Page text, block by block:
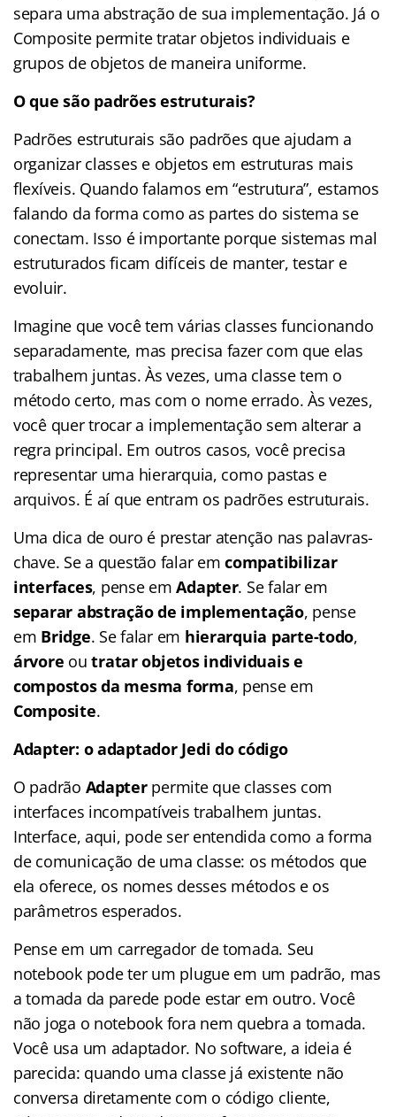
separa uma abstração de sua implementação. Já o
Composite permite tratar objetos individuais e
grupos de objetos de maneira uniforme.
O que são padrões estruturais?
Padrões estruturais são padrões que ajudam a
organizar classes e objetos em estruturas mais
flexíveis. Quando falamos em “estrutura”, estamos
falando da forma como as partes do sistema se
conectam. Isso é importante porque sistemas mal
estruturados ficam difíceis de manter, testar e
evoluir.
Imagine que você tem várias classes funcionando
separadamente, mas precisa fazer com que elas
trabalhem juntas. Às vezes, uma classe tem o
método certo, mas com o nome errado. Às vezes,
você quer trocar a implementação sem alterar a
regra principal. Em outros casos, você precisa
representar uma hierarquia, como pastas e
arquivos. É aí que entram os padrões estruturais.
Uma dica de ouro é prestar atenção nas palavras-
chave. Se a questão falar emcompatibilizar
interfaces, pense emAdapter. Se falar em
separar abstração de implementação, pense
em Bridge. Se falar em hierarquia parte-todo,
árvore outratar objetos individuais e
compostos da mesma forma, pense em
Composite.
Adapter: o adaptador Jedi do código
O padrão Adapterpermite que classes com
interfaces incompatíveis trabalhem juntas.
Interface, aqui, pode ser entendida como a forma
de comunicação de uma classe: os métodos que
ela oferece, os nomes desses métodos e os
parâmetros esperados.
Pense em um carregador de tomada. Seu
notebook pode ter um plugue em um padrão, mas
a tomada da parede pode estar em outro. Você
não joga o notebook fora nem quebra a tomada.
Você usa um adaptador. No software, a ideia é
parecida: quando uma classe já existente não
conversa diretamente com o código cliente,